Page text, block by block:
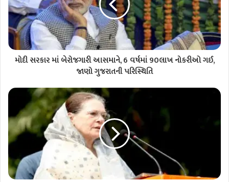
મોદી સરકાર માં બેરોજગારી આસમાને, 6 વર્ષમાં 90લાખ નોકરીઓ ગઈ,
જાણો ગુજરાતની પરિસ્થિતિ